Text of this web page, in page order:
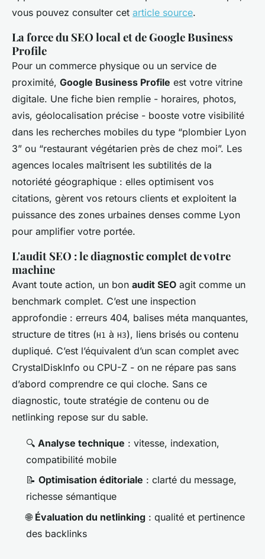
vous pouvez consulter cet article source.
La force du SEO local et de Google Business
Profile
Pour un commerce physique ou un service de
proximité, Google Business Profile est votre vitrine
digitale. Une fiche bien remplie - horaires, photos,
avis, géolocalisation précise - booste votre visibilité
dans les recherches mobiles du type “plombier Lyon
3” ou “restaurant végétarien près de chez moi”. Les
agences locales maîtrisent les subtilités de la
notoriété géographique : elles optimisent vos
citations, gèrent vos retours clients et exploitent la
puissance des zones urbaines denses comme Lyon
pour amplifier votre portée.
L'audit SEO : le diagnostic complet de votre
machine
Avant toute action, un bon audit SEO agit comme un
benchmark complet. C’est une inspection
approfondie : erreurs 404, balises méta manquantes,
structure de titres (H1 à H3), liens brisés ou contenu
dupliqué. C’est l’équivalent d’un scan complet avec
CrystalDiskInfo ou CPU-Z - on ne répare pas sans
d’abord comprendre ce qui cloche. Sans ce
diagnostic, toute stratégie de contenu ou de
netlinking repose sur du sable.
🔍 Analyse technique : vitesse, indexation,
compatibilité mobile
📝 Optimisation éditoriale : clarté du message,
richesse sémantique
🌐 Évaluation du netlinking : qualité et pertinence
des backlinks